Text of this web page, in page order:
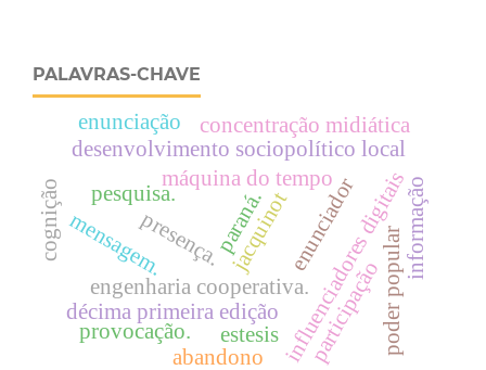
PALAVRAS-CHAVE
influenciadores digitais
desenvolvimento sociopolítico local
engenharia cooperativa.
jacquinot
presença.
décima primeira edição
máquina do tempo
pesquisa.
poder popular
participação
paraná. informação
mensagem.
concentração midiática
enunciador
estesis
abandono
provocação.
cognição
enunciação